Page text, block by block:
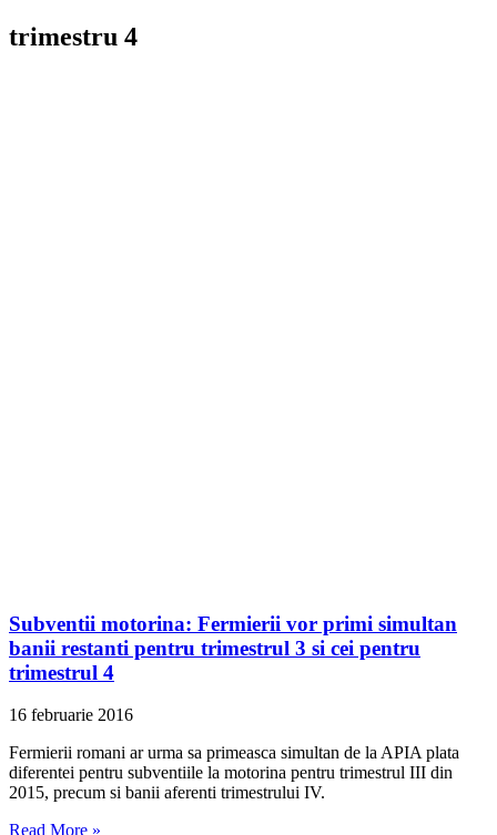
trimestru 4
Subventii motorina: Fermierii vor primi simultan
banii restanti pentru trimestrul 3 si cei pentru
trimestrul 4
16 februarie 2016
Fermierii romani ar urma sa primeasca simultan de la APIA plata
diferentei pentru subventiile la motorina pentru trimestrul III din
2015, precum si banii aferenti trimestrului IV.
Read More »